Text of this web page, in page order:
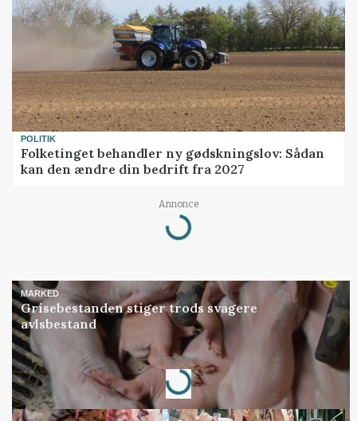
POLITIK
Folketinget behandler ny gødskningslov: Sådan
kan den ændre din bedrift fra 2027
Annonce
Loading...
MARKED
Grisebestanden stiger trods svagere
avlsbestand
Annonce
Loading...